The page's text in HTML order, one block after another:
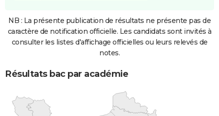
NB : La présente publication de résultats ne présente pas de
caractère de notification officielle. Les candidats sont invités à
consulter les listes d'affichage officielles ou leurs relevés de
notes.
Résultats bac par académie